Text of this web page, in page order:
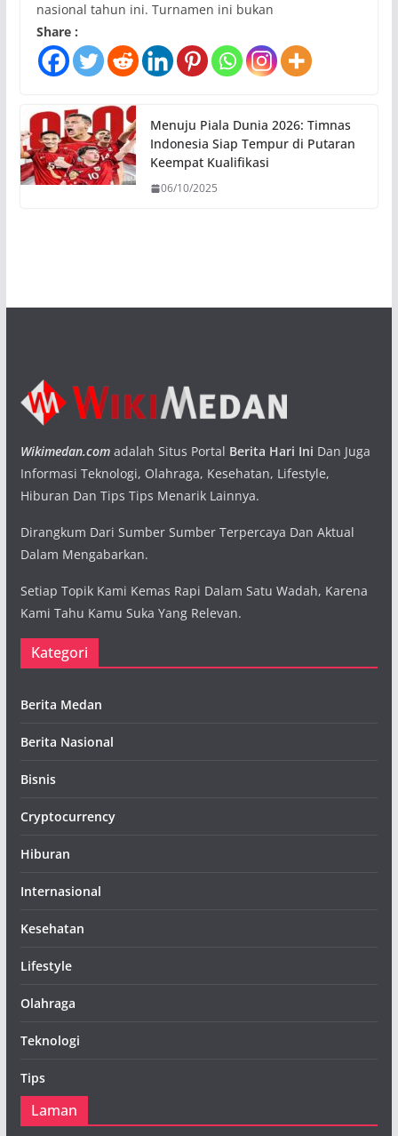
nasional tahun ini. Turnamen ini bukan
Share :
Menuju Piala Dunia 2026: Timnas
Indonesia Siap Tempur di Putaran
Keempat Kualifikasi
06/10/2025
Wikimedan.comadalah Situs Portal Berita Hari Ini Dan Juga
Informasi Teknologi, Olahraga, Kesehatan, Lifestyle,
Hiburan Dan Tips Tips Menarik Lainnya.
Dirangkum Dari Sumber Sumber Terpercaya Dan Aktual
Dalam Mengabarkan.
Setiap Topik Kami Kemas Rapi Dalam Satu Wadah, Karena
Kami Tahu Kamu Suka Yang Relevan.
Kategori
Berita Medan
Berita Nasional
Bisnis
Cryptocurrency
Hiburan
Internasional
Kesehatan
Lifestyle
Olahraga
Teknologi
Tips
Laman